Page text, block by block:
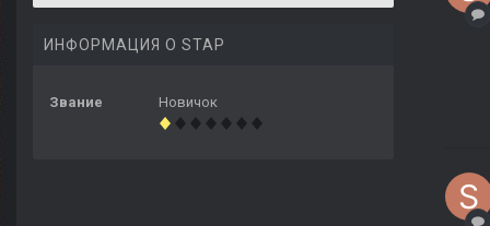
ИНФОРМАЦИЯ О STAP
Звание Новичок